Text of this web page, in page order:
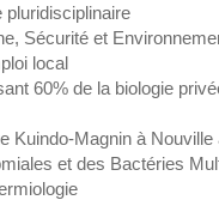
Sécurité et
local
60% de la biologie
Kuindo-Magnin à
et des Bactéries